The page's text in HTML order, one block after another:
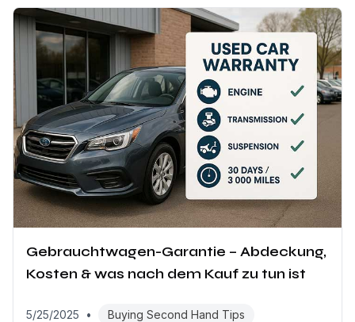
Gebrauchtwagen-Garantie – Abdeckung,
Kosten & was nach dem Kauf zu tun ist
5/25/2025 • Buying Second Hand Tips